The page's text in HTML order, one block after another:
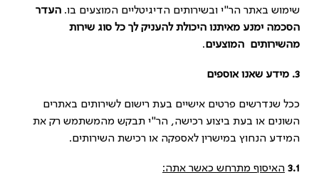
שימוש באתר הר"י ובשירותים הדיגיטליים המוצעים בו. העדר
הסכמה ימנע מאיתנו היכולת להעניק לך כל סוג שירות
מהשירותים המוצעים.
3. מידע שאנו אוספים
ככל שנדרשים פרטים אישיים בעת רישום לשירותים באתרים
השונים או בעת ביצוע רכישה, הר"י תבקש מהמשתמש רק את
המידע הנחוץ במישרין לאספקה או רכישת השירותים.
3.1 האיסוף מתרחש כאשר אתה: